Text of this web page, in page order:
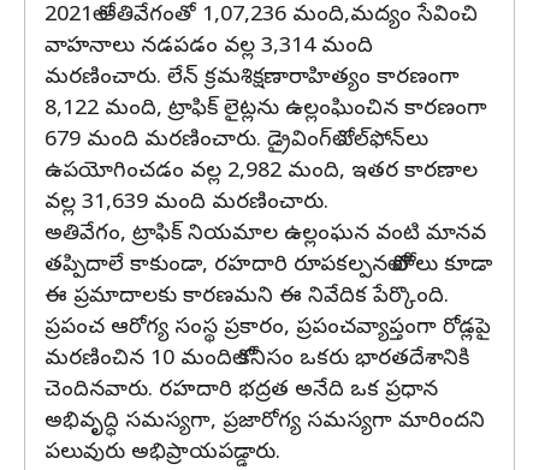
2021లో అతివేగంతో 1,07,236 మంది,మద్యం సేవించి
వాహనాలు నడపడం వల్ల 3,314 మంది
మరణించారు. లేన్ క్రమశిక్షణారాహిత్యం కారణంగా
8,122 మంది, ట్రాఫిక్ లైట్లను ఉల్లంఘించిన కారణంగా
679 మంది మరణించారు. డ్రైవింగ్‌లో సెల్‌ఫోన్‌లు
ఉపయోగించడం వల్ల 2,982 మంది, ఇతర కారణాల
వల్ల 31,639 మంది మరణించారు.
అతివేగం, ట్రాఫిక్ నియమాల ఉల్లంఘన వంటి మానవ
తప్పిదాలే కాకుండా, రహదారి రూపకల్పనలో లోపాలు కూడా
ఈ ప్రమాదాలకు కారణమని ఈ నివేదిక పేర్కొంది.
ప్రపంచ ఆరోగ్య సంస్థ ప్రకారం, ప్రపంచవ్యాప్తంగా రోడ్లపై
మరణించిన 10 మందిలో కనీసం ఒకరు భారతదేశానికి
చెందినవారు. రహదారి భద్రత అనేది ఒక ప్రధాన
అభివృద్ధి సమస్యగా, ప్రజారోగ్య సమస్యగా మారిందని
పలువురు అభిప్రాయపడ్డారు.